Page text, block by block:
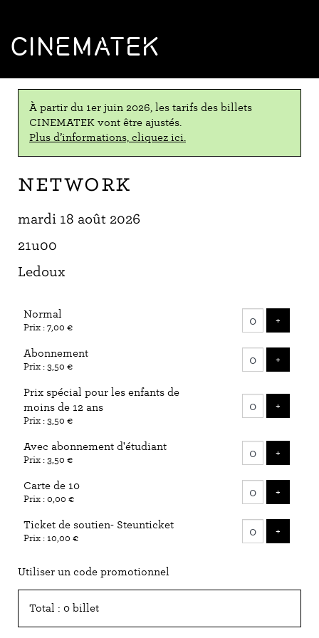
CINEMATEK
À partir du 1er juin 2026, les tarifs des billets
CINEMATEK vont être ajustés.
Plus d’informations, cliquez ici.
Network
mardi 18 août 2026
21u00
Ledoux
Normal
Prix : 7,00 €
+
Abonnement
Prix : 3,50 €
+
Prix spécial pour les enfants de
moins de 12 ans
Prix : 3,50 €
+
Avec abonnement d'étudiant
Prix : 3,50 €
+
Carte de 10
Prix : 0,00 €
+
Ticket de soutien- Steunticket
Prix : 10,00 €
+
Utiliser un code promotionnel
Total : 0 billet